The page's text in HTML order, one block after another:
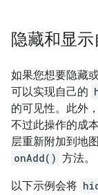
隐藏和显
如果您想要隐藏
可以实现自己的
的可见性。此外
不过此操作的成
层重新附加到地
onAdd() 方法。
以下示例会将